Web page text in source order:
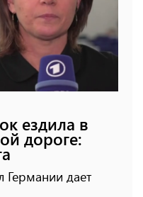
ездила в
дороге:
Германии дает